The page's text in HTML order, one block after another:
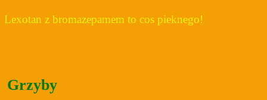
Lexotan z bromazepamem to cos pieknego!
Grzyby